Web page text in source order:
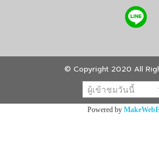
© Copyright 2020 All
ผู้เข้าชมวันนี้
Powered by